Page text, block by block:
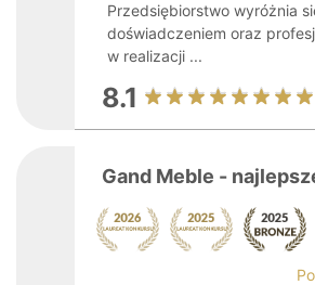
Przedsiębiorstwo wyróżnia
doświadczeniem oraz
w realizacji ...
8.1
Gand Meble -